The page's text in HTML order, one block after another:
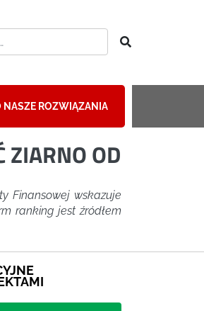
NASZE ROZWIĄZANIA
OD
Finansowej wskazuje
ranking jest źródłem